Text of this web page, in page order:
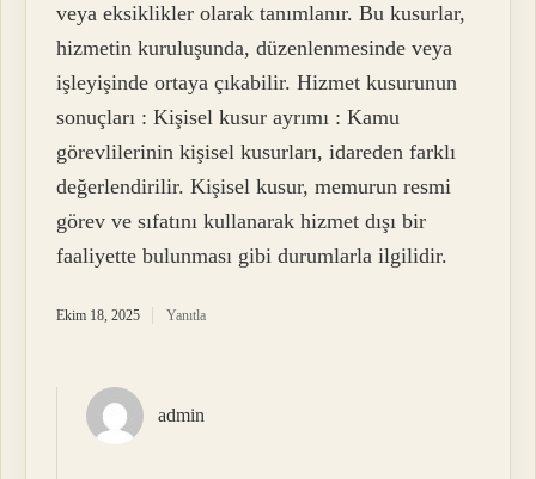
veya eksiklikler olarak tanımlanır. Bu kusurlar,
hizmetin kuruluşunda, düzenlenmesinde veya
işleyişinde ortaya çıkabilir. Hizmet kusurunun
sonuçları : Kişisel kusur ayrımı : Kamu
görevlilerinin kişisel kusurları, idareden farklı
değerlendirilir. Kişisel kusur, memurun resmi
görev ve sıfatını kullanarak hizmet dışı bir
faaliyette bulunması gibi durumlarla ilgilidir.
Ekim 18, 2025 Yanıtla
admin